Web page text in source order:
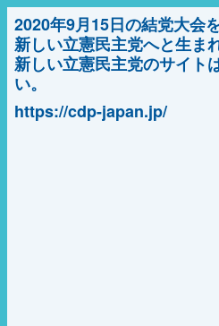
2020年9月15日の結党大会を
新しい立憲民主党へと生ま
新しい立憲民主党のサイト
い。
https://cdp-japan.jp/